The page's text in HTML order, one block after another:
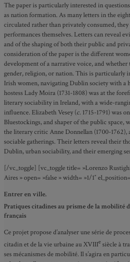
The paper is particularly interested in
as nation formation. As many letters in the
circulated rather than privately consumed, they
performances themselves. Letters can reveal
and of the shaping of both their public and
consideration of the paper is the different
development of a narrative voice, and
gender, religion, or nation. This is particularly
Irish women, navigating Dublin society with a
hostess Lady Moira (1731-1808) was at the
literary sociability in Ireland, with a wide-
influence. Elizabeth Vesey (c. 1715-1791) was
Bluestockings, and shaper of the public space,
the literary critic Anne Donnellan (1700-
sociable gatherings. Their letters reveal their
Dublin, urban sociability, and their emerging
[/vc_toggle] [vc_toggle title= »Lorenzo
Aires » open= »false » width= »1/1″
Entrer en ville.
Pratiques citadines au prisme de la mobilité
français
Ce projet propose d’analyser une série de
citadin et de la vie urbaine au XVIIIe siècle à
ses mécanismes de mobilité. Il s’agira en